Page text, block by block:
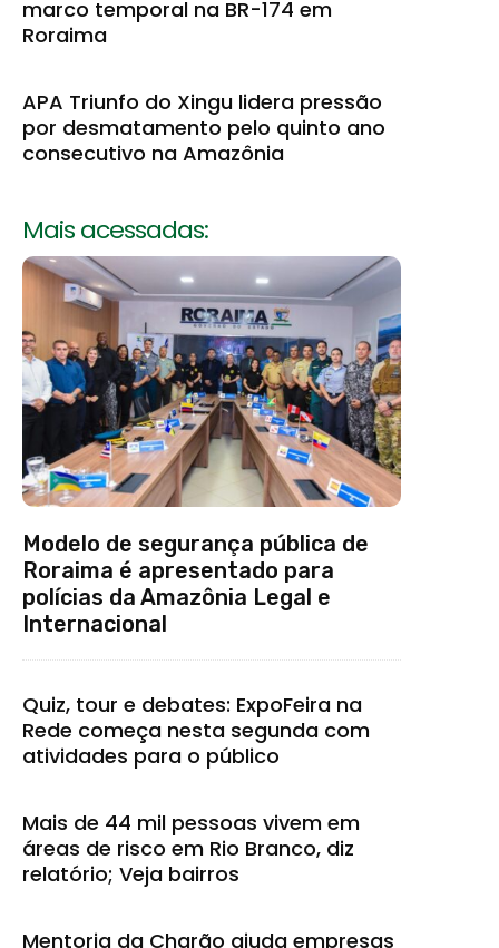
marco temporal na BR-174 em
Roraima
APA Triunfo do Xingu lidera pressão
por desmatamento pelo quinto ano
consecutivo na Amazônia
Mais acessadas:
Modelo de segurança pública de
Roraima é apresentado para
polícias da Amazônia Legal e
Internacional
Quiz, tour e debates: ExpoFeira na
Rede começa nesta segunda com
atividades para o público
Mais de 44 mil pessoas vivem em
áreas de risco em Rio Branco, diz
relatório; Veja bairros
Mentoria da Charão ajuda empresas